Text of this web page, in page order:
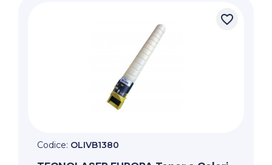
favorite_border
Codice: OLIVB1380